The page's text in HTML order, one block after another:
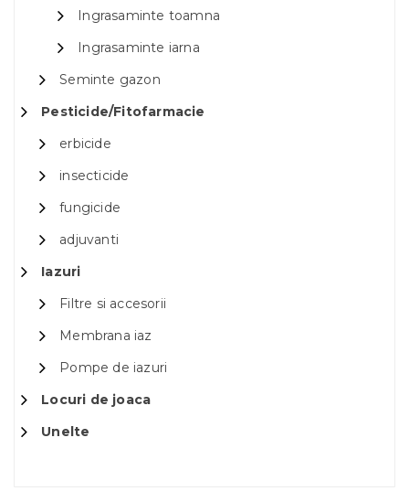
Ingrasaminte toamna
Ingrasaminte iarna
Seminte gazon
Pesticide/Fitofarmacie
erbicide
insecticide
fungicide
adjuvanti
Iazuri
Filtre si accesorii
Membrana iaz
Pompe de iazuri
Locuri de joaca
Unelte